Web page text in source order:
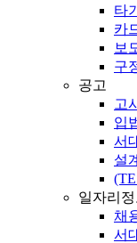
타
카
보
구
공고
고
입
서
설
일자리정
채
서